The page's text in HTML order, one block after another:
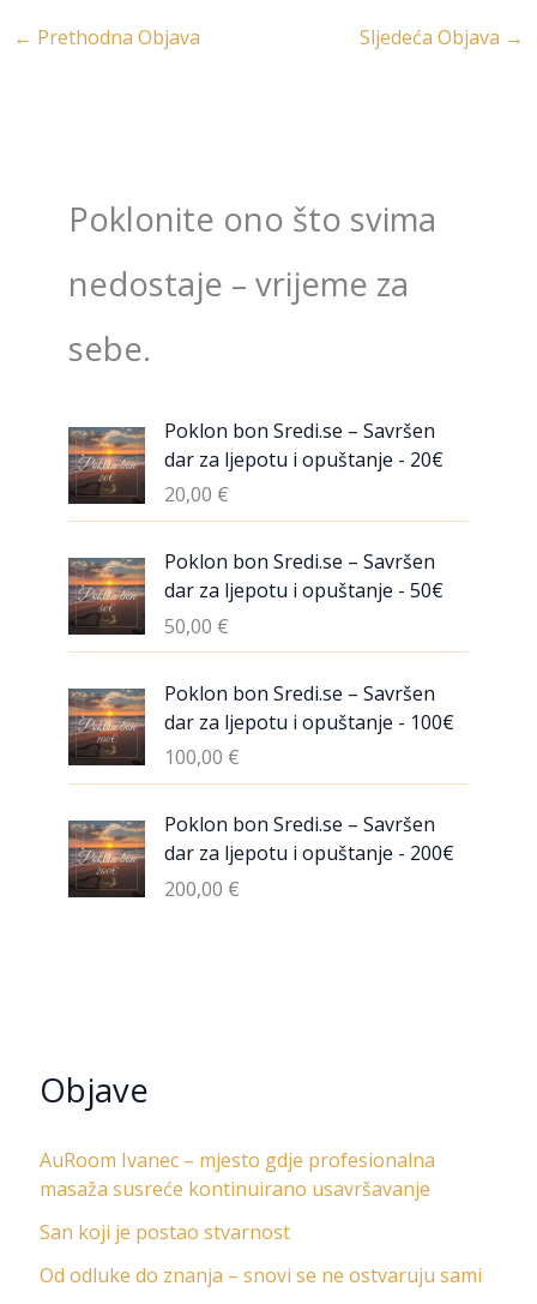
← Prethodna Objava Sljedeća Objava →
Poklonite ono što svima
nedostaje – vrijeme za
sebe.
Poklon bon Sredi.se – Savršen
dar za ljepotu i opuštanje - 20€
20,00 €
Poklon bon Sredi.se – Savršen
dar za ljepotu i opuštanje - 50€
50,00 €
Poklon bon Sredi.se – Savršen
dar za ljepotu i opuštanje - 100€
100,00 €
Poklon bon Sredi.se – Savršen
dar za ljepotu i opuštanje - 200€
200,00 €
Objave
AuRoom Ivanec – mjesto gdje profesionalna
masaža susreće kontinuirano usavršavanje
San koji je postao stvarnost
Od odluke do znanja – snovi se ne ostvaruju sami